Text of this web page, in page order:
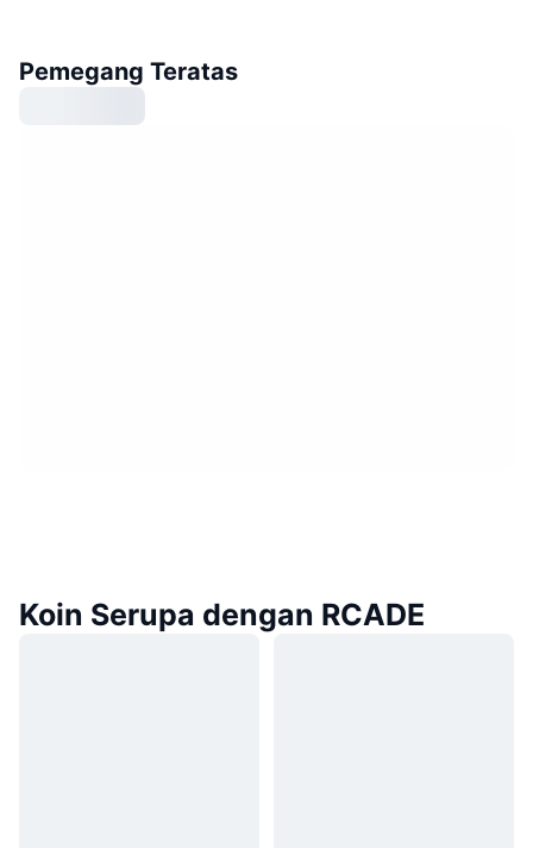
Pemegang Teratas
Koin Serupa dengan RCADE